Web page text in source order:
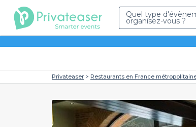
Quel type
organisez-vous ?
Privateaser Restaurants en France